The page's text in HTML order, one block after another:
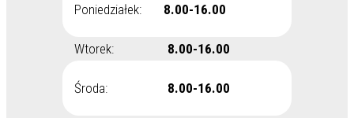
Poniedziałek: 8.00-16.00
Wtorek: 8.00-16.00
Środa: 8.00-16.00